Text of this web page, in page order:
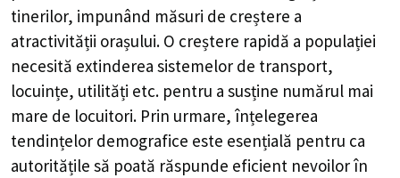
tinerilor, impunând măsuri de creștere a
atractivității orașului. O creștere rapidă a populației
necesită extinderea sistemelor de transport,
locuințe, utilități etc. pentru a susține numărul mai
mare de locuitori. Prin urmare, înțelegerea
tendințelor demografice este esențială pentru ca
autoritățile să poată răspunde eficient nevoilor în